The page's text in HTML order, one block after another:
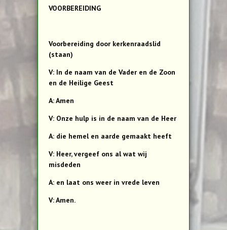
VOORBEREIDING
Voorbereiding door kerkenraadslid
(staan)
V: In de naam van de Vader en de Zoon
en de Heilige Geest
A: Amen
V: Onze hulp is in de naam van de Heer
A: die hemel en aarde gemaakt heeft
V: Heer, vergeef ons al wat wij
misdeden
A: en laat ons weer in vrede leven
V: Amen.